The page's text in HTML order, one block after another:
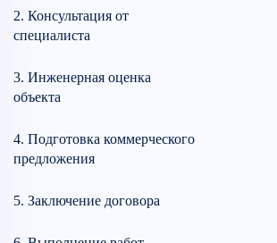
2. Консультация от
специалиста
3. Инженерная оценка
объекта
4. Подготовка коммерческого
предложения
5. Заключение договора